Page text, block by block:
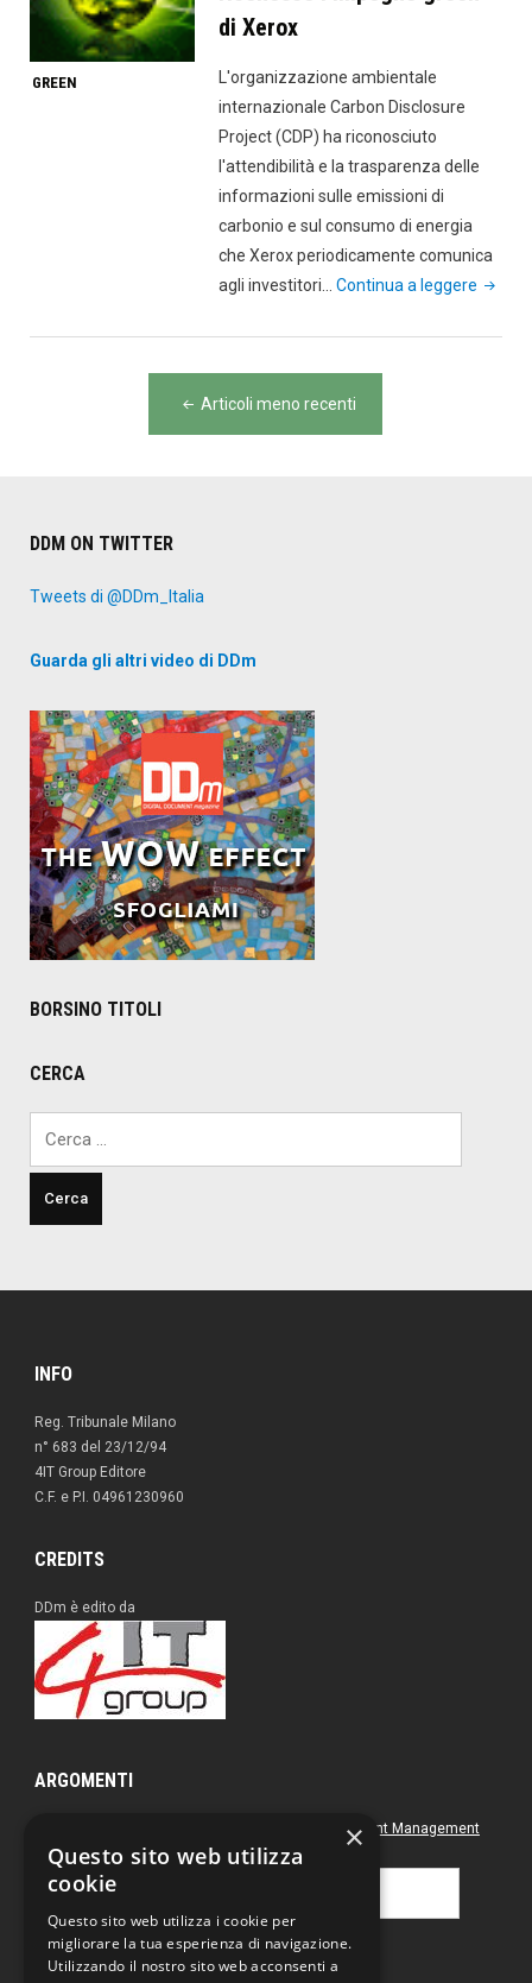
GREEN
di Xerox
L'organizzazione ambientale
internazionale Carbon Disclosure
Project (CDP) ha riconosciuto
l'attendibilità e la trasparenza delle
informazioni sulle emissioni di
carbonio e sul consumo di energia
che Xerox periodicamente comunica
agli investitori…Continua a leggere
Project
NavigazioneArticoli meno recenti
DDM ON TWITTER
Tweets di @DDm_Italia
Guarda gli altri video di DDm
BORSINO TITOLI
CERCA
INFO
Reg. Tribunale Milano
n° 683 del 23/12/94
4IT Group Editore
C.F. e P.I. 04961230960
CREDITS
DDm è edito da
ARGOMENTI
Document Management
Green Postal & Mail Printing
Ricerca
×
Questo sito web utilizza
cookie
Questo sito web utilizza i cookie per
migliorare la tua esperienza di navigazione.
Utilizzando il nostro sito web acconsenti a